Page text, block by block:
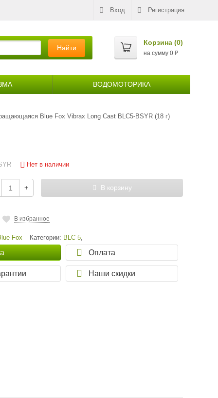
Вход Регистрация
Найти
Корзина (0)
на сумму 0 ₽
ВОДОМОТОРИКА
Blue Fox Vibrax Long Cast BLC5-BSYR (18 г)
Нет в наличии
+ В корзину
В избранное
Fox Категории: BLC 5,
Оплата
Наши скидки